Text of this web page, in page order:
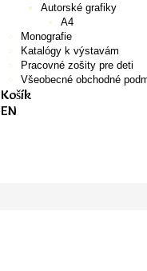
Autorské grafiky
A4
Monografie
Katalógy k výstavám
Pracovné zošity pre deti
Všeobecné obchodné
Košík
EN